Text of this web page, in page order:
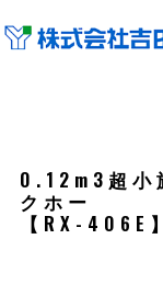
0.12m3超小
クホー
【RX-406E